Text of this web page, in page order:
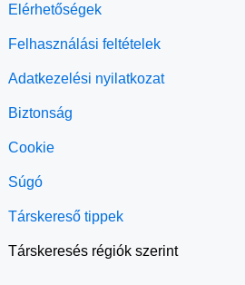
Elérhetőségek
Felhasználási feltételek
Adatkezelési nyilatkozat
Biztonság
Cookie
Súgó
Társkereső tippek
Társkeresés régiók szerint